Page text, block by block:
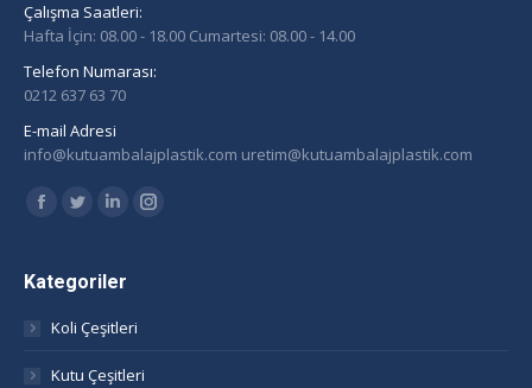
Çalışma Saatleri:
Hafta İçin: 08.00 - 18.00 Cumartesi: 08.00 - 14.00
Telefon Numarası:
0212 637 63 70
E-mail Adresi
info@kutuambalajplastik.com uretim@kutuambalajplastik.com
Find us on:
Facebook
opens
new
window
Twitter
opens
new
window
Linkedin
opens
new
window
Instagram
Kategoriler
Koli Çeşitleri
Kutu Çeşitleri